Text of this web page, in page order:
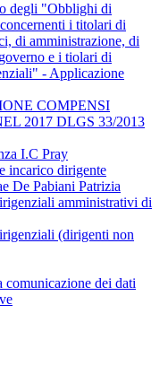
degli "Obblighi di
i titolari di
di amministrazione, di
e i tiolari di
- Applicazione
COMPENSI
2017 DLGS 33/2013
I.C Pray
incarico dirigente
De Pabiani Patrizia
amministrativi di
(dirigenti non
comunicazione dei dati